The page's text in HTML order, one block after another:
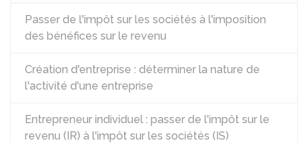
Passer de l'impôt sur les sociétés à l'imposition
des bénéfices sur le revenu
Création d'entreprise : déterminer la nature de
l'activité d'une entreprise
Entrepreneur individuel : passer de l'impôt sur le
revenu (IR) à l'impôt sur les sociétés (IS)